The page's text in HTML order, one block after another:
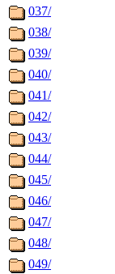
037/
038/
039/
040/
041/
042/
043/
044/
045/
046/
047/
048/
049/